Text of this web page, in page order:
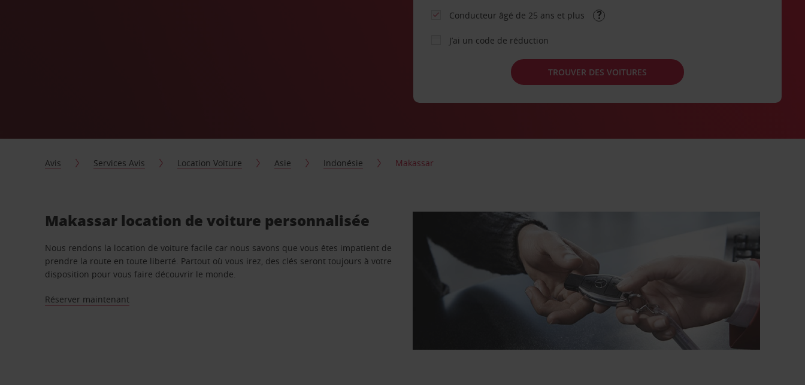
Conducteur âgé de 25 ans et plus
J’ai un code de réduction
TROUVER DES VOITURES
Avis Services Avis Location Voiture Asie Indonésie Makassar
Makassar location de voiture personnalisée
Nous rendons la location de voiture facile car nous savons que vous êtes impatient de
prendre la route en toute liberté. Partout où vous irez, des clés seront toujours à votre
disposition pour vous faire découvrir le monde.
Réserver maintenant